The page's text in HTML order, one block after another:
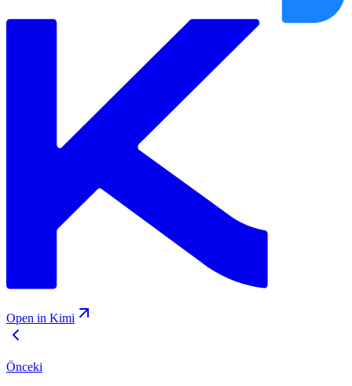
Open in Kimi
Önceki